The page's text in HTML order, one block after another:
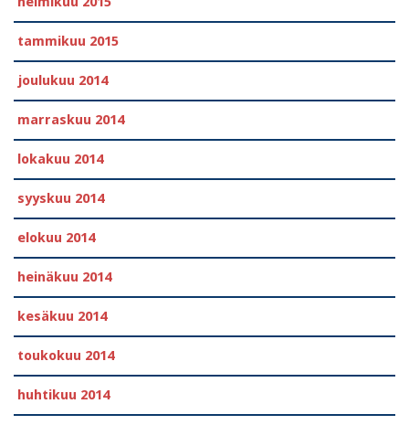
tammikuu 2015
joulukuu 2014
marraskuu 2014
lokakuu 2014
syyskuu 2014
elokuu 2014
heinäkuu 2014
kesäkuu 2014
toukokuu 2014
huhtikuu 2014